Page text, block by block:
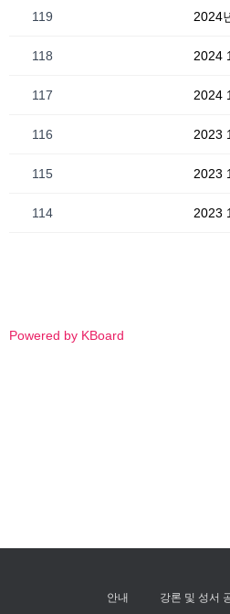
119 2024
118 2024
117 2024
116 2023
115 2023
114 2023
Powered by KBoard
안내 강론 및 성서